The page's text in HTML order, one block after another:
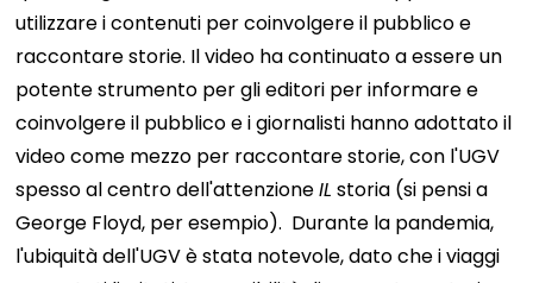
utilizzare i contenuti per coinvolgere il pubblico e
raccontare storie. Il video ha continuato a essere un
potente strumento per gli editori per informare e
coinvolgere il pubblico e i giornalisti hanno adottato il
video come mezzo per raccontare storie, con l'UGV
spesso al centro dell'attenzioneIL storia (si pensi a
George Floyd, per esempio). Durante la pandemia,
l'ubiquità dell'UGV è stata notevole, dato che i viaggi